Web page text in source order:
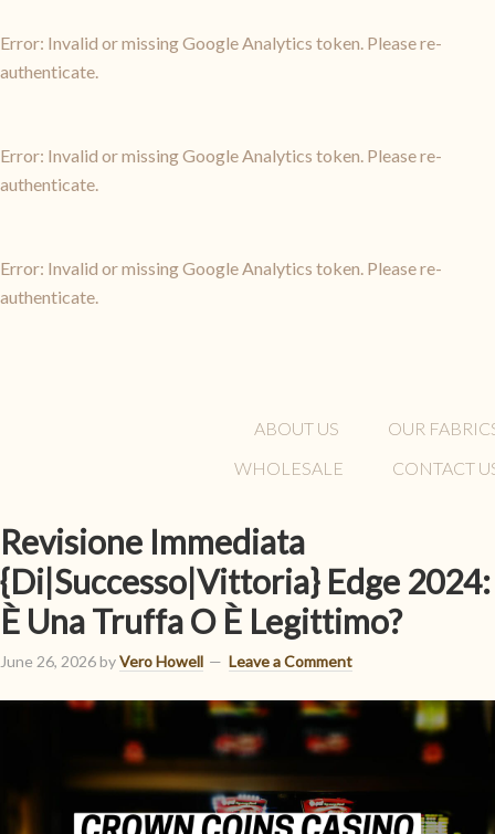
Error: Invalid or missing Google Analytics token. Please re-
authenticate.
Error: Invalid or missing Google Analytics token. Please re-
authenticate.
Error: Invalid or missing Google Analytics token. Please re-
authenticate.
ABOUT US
OUR
WHOLESALE
CONTACT
Revisione Immediata
{Di|Successo|Vittoria} Edge 2024:
È Una Truffa O È Legittimo?
June 26, 2026byVero Howell Leave a Comment